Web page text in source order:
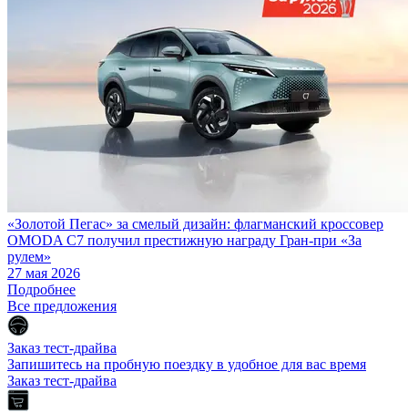
«Золотой Пегас» за смелый дизайн: флагманский кроссовер
OMODA C7 получил престижную награду Гран-при «За
рулем»
27 мая 2026
Подробнее
Все предложения
Заказ тест-драйва
Запишитесь на пробную поездку в удобное для вас время
Заказ тест-драйва